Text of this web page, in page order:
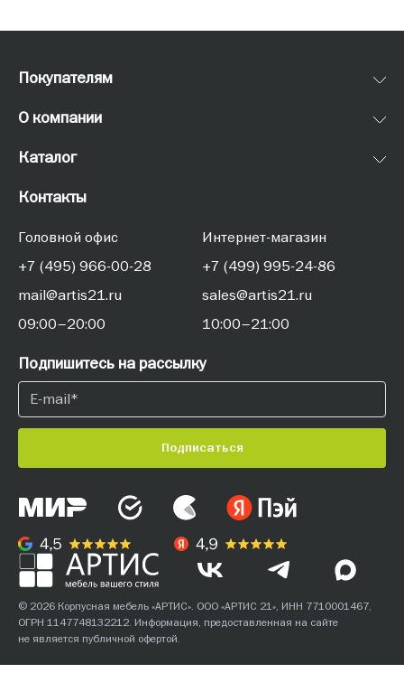
Покупателям
О компании
Каталог
Контакты
Головной офис
+7 (495) 966-00-28
mail@artis21.ru
09:00–20:00
Интернет-магазин
+7 (499) 995-24-86
sales@artis21.ru
10:00–21:00
Подпишитесь на рассылку
Подписаться
© 2026 Корпусная мебель «АРТИС». ООО «АРТИС 21», ИНН 7710001467,
ОГРН 1147748132212. Информация, предоставленная на сайте
не является публичной офертой.